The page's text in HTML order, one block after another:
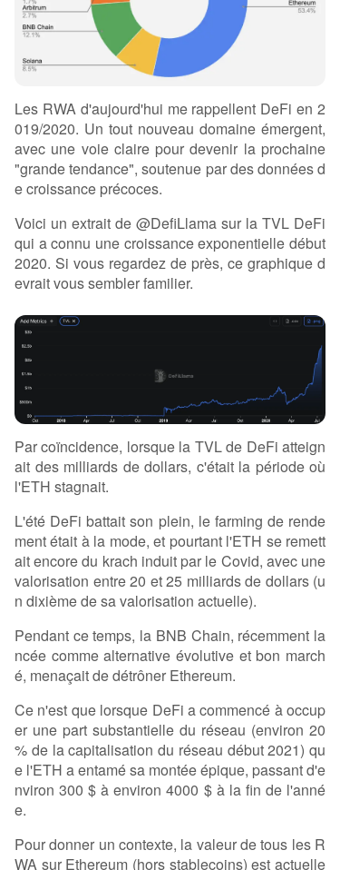
Les RWA d'aujourd'hui me rappellent DeFi en 2
019/2020. Un tout nouveau domaine émergent,
avec une voie claire pour devenir la prochaine
"grande tendance", soutenue par des données d
e croissance précoces.
Voici un extrait de @DefiLlama sur la TVL DeFi
qui a connu une croissance exponentielle début
2020. Si vous regardez de près, ce graphique d
evrait vous sembler familier.
Par coïncidence, lorsque la TVL de DeFi atteign
ait des milliards de dollars, c'était la période où
l'ETH stagnait.
L'été DeFi battait son plein, le farming de rende
ment était à la mode, et pourtant l'ETH se remett
ait encore du krach induit par le Covid, avec une
valorisation entre 20 et 25 milliards de dollars (u
n dixième de sa valorisation actuelle).
Pendant ce temps, la BNB Chain, récemment la
ncée comme alternative évolutive et bon march
é, menaçait de détrôner Ethereum.
Ce n'est que lorsque DeFi a commencé à occup
er une part substantielle du réseau (environ 20
% de la capitalisation du réseau début 2021) qu
e l'ETH a entamé sa montée épique, passant d'e
nviron 300 $ à environ 4000 $ à la fin de l'anné
e.
Pour donner un contexte, la valeur de tous les R
WA sur Ethereum (hors stablecoins) est actuelle